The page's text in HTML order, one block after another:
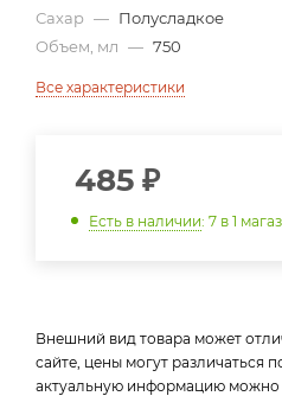
Сахар — Полусладкое
Объем, мл — 750
Все характеристики
485 ₽
Есть в наличии: 7 в 1
Внешний вид товара может
сайте, цены могут различаться
актуальную информацию можно